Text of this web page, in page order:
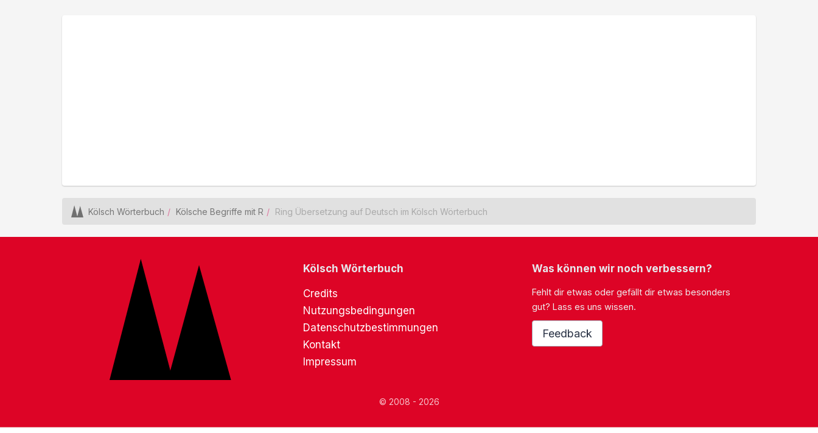
Kölsch Wörterbuch Kölsche Begriffe mit R Ring Übersetzung auf Deutsch im Kölsch Wörterbuch
Kölsch Wörterbuch
Credits
Nutzungsbedingungen
Datenschutzbestimmungen
Kontakt
Impressum
Was können wir noch verbessern?
Fehlt dir etwas oder gefällt dir etwas besonders
gut? Lass es uns wissen.
Feedback
© 2008 - 2026